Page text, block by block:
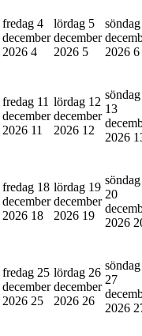
fredag 4
december
2026 4
lördag 5
december
2026 5
2026 6
fredag 11
december
2026 11
lördag 12
december
2026 12
söndag
13
2026
fredag 18
december
2026 18
lördag 19
december
2026 19
söndag
20
2026
fredag 25
december
2026 25
lördag 26
december
2026 26
söndag
27
2026